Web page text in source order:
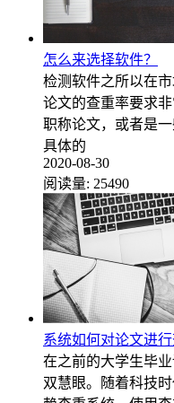
怎么来选择软件？
检测软件之所以在
论文的查重率要求
职称论文，或者是
具体的
2020-08-30
阅读量: 25490
系统如何对论文进行
在之前的大学生毕
双慧眼。随着科技